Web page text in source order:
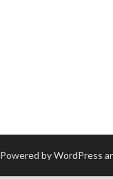
Powered by WordPress